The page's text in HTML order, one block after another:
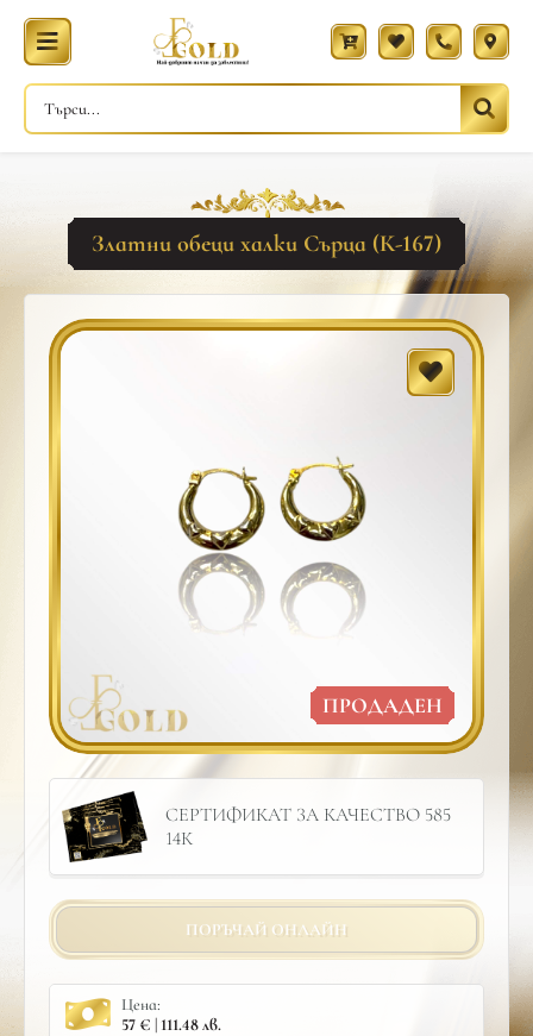
Златни обеци халки Сърца (К-167)
ПРОДАДЕН
СЕРТИФИКАТ ЗА КАЧЕСТВО 585
14К
ПОРЪЧАЙ ОНЛАЙН
Цена:
57 € | 111.48 лв.